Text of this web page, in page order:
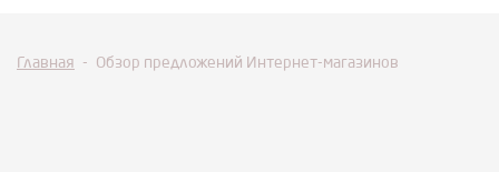
Главная - Обзор предложений Интернет-магазинов